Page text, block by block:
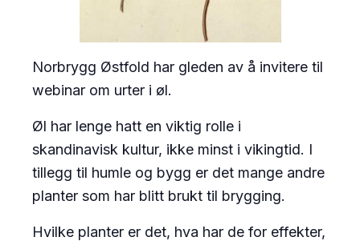
Norbrygg Østfold har gleden av å invitere til
webinar om urter i øl.
Øl har lenge hatt en viktig rolle i
skandinavisk kultur, ikke minst i vikingtid. I
tillegg til humle og bygg er det mange andre
planter som har blitt brukt til brygging.
Hvilke planter er det, hva har de for effekter,